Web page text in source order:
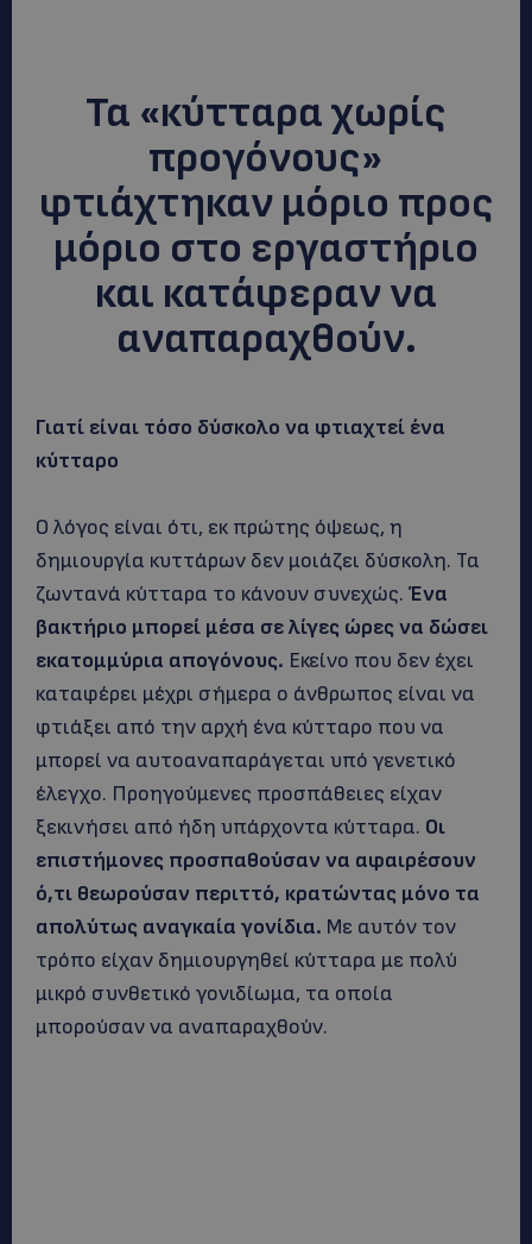
Τα «κύτταρα χωρίς
προγόνους»
φτιάχτηκαν μόριο προς
μόριο στο εργαστήριο
και κατάφεραν να
αναπαραχθούν.
Γιατί είναι τόσο δύσκολο να φτιαχτεί ένα
κύτταρο
Ο λόγος είναι ότι, εκ πρώτης όψεως, η
δημιουργία κυττάρων δεν μοιάζει δύσκολη. Τα
ζωντανά κύτταρα το κάνουν συνεχώς. Ένα
βακτήριο μπορεί μέσα σε λίγες ώρες να δώσει
εκατομμύρια απογόνους. Εκείνο που δεν έχει
καταφέρει μέχρι σήμερα ο άνθρωπος είναι να
φτιάξει από την αρχή ένα κύτταρο που να
μπορεί να αυτοαναπαράγεται υπό γενετικό
έλεγχο. Προηγούμενες προσπάθειες είχαν
ξεκινήσει από ήδη υπάρχοντα κύτταρα. Οι
επιστήμονες προσπαθούσαν να αφαιρέσουν
ό,τι θεωρούσαν περιττό, κρατώντας μόνο τα
απολύτως αναγκαία γονίδια. Με αυτόν τον
τρόπο είχαν δημιουργηθεί κύτταρα με πολύ
μικρό συνθετικό γονιδίωμα, τα οποία
μπορούσαν να αναπαραχθούν.